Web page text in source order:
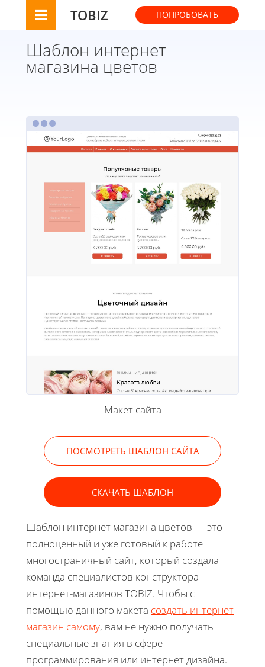
TOBIZ ПОПРОБОВАТЬ
Шаблон интернет
магазина цветов
Макет сайта
ПОСМОТРЕТЬ ШАБЛОН САЙТА
СКАЧАТЬ ШАБЛОН
Шаблон интернет магазина цветов — это
полноценный и уже готовый к работе
многостраничный сайт, который создала
команда специалистов конструктора
интернет-магазинов TOBIZ. Чтобы с
помощью данного макета создать интернет
магазин самому, вам не нужно получать
специальные знания в сфере
программирования или интернет дизайна.